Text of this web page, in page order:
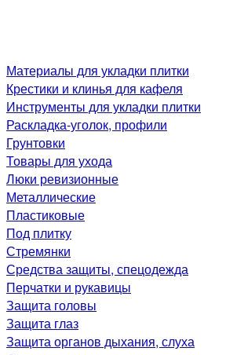
Материалы для укладки плитки
Крестики и клинья для кафеля
Инструменты для укладки плитки
Раскладка-уголок, профили
Грунтовки
Товары для ухода
Люки ревизионные
Металлические
Пластиковые
Под плитку
Стремянки
Средства защиты, спецодежда
Перчатки и рукавицы
Защита головы
Защита глаз
Защита органов дыхания, слуха